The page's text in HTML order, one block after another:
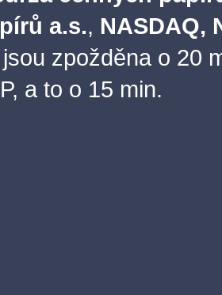
a.s., NASDAQ,
zpožděna o 20
a to o 15 min.